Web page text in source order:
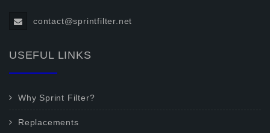
contact@sprintfilter.net
USEFUL LINKS
Why Sprint Filter?
Replacements